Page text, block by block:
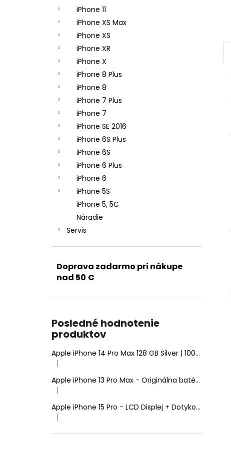
iPhone 11
iPhone XS Max
iPhone XS
iPhone XR
iPhone X
iPhone 8 Plus
iPhone 8
iPhone 7 Plus
iPhone 7
iPhone SE 2016
iPhone 6S Plus
iPhone 6S
iPhone 6 Plus
iPhone 6
iPhone 5S
iPhone 5, 5C
Náradie
Servis
Doprava zadarmo pri nákupe
nad 50 €
Posledné hodnotenie
produktov
Apple iPhone 14 Pro Max 128 GB Silver | 100% Zdravie batérie | Stav: A (Výborný)
Hodnotenie produktu je 5 z 5 hviezdičiek.
|
Apple iPhone 13 Pro Max - Originálna batéria 4352mAh (Zdravie batérie: 100% - bez hlásenia o neznámom diele)
Hodnotenie produktu je 5 z 5 hviezdičiek.
|
Apple iPhone 15 Pro - LCD Displej + Dotyková Plocha + Rám - SmartPremium Hard OLED
Hodnotenie produktu je 5 z 5 hviezdičiek.
|